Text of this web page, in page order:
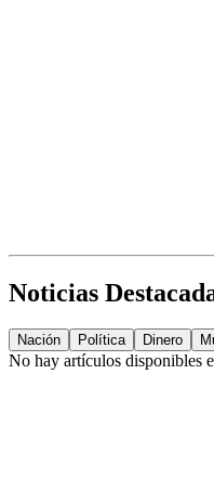
Noticias
Nación Política Dinero
No hay artículos disponibles